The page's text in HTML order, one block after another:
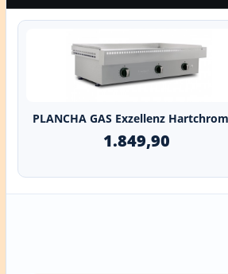
PLANCHA GAS Exzellenz
1.849,90